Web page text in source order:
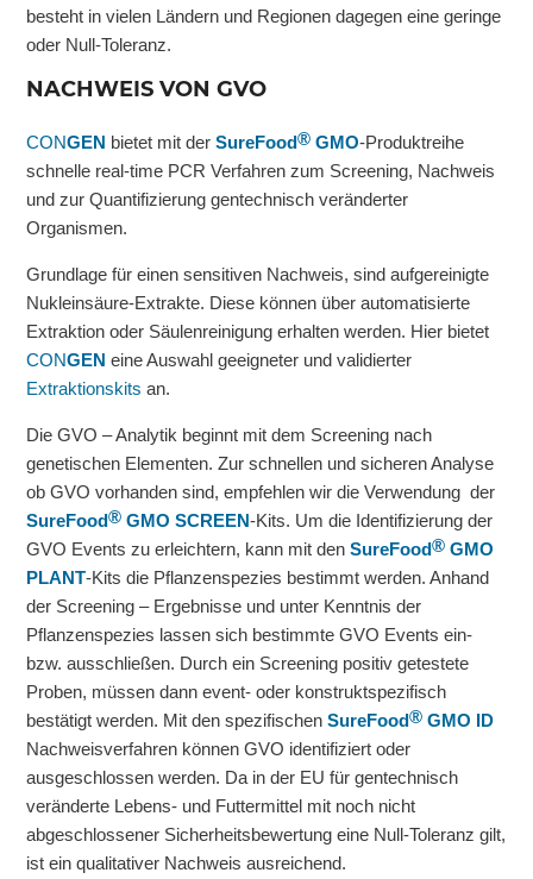
besteht in vielen Ländern und Regionen dagegen eine geringe
oder Null-Toleranz.
NACHWEIS VON GVO
CONGEN bietet mit derSureFood®GMO-Produktreihe
schnelle real-time PCR Verfahren zum Screening, Nachweis
und zur Quantifizierung gentechnisch veränderter
Organismen.
Grundlage für einen sensitiven Nachweis, sind aufgereinigte
Nukleinsäure-Extrakte. Diese können über automatisierte
Extraktion oder Säulenreinigung erhalten werden. Hier bietet
CONGEN eine Auswahl geeigneter und validierter
Extraktionskits an.
Die GVO – Analytik beginnt mit dem Screening nach
genetischen Elementen. Zur schnellen und sicheren Analyse
ob GVO vorhanden sind, empfehlen wir die Verwendung der
SureFood®GMO SCREEN-Kits. Um die Identifizierung der
GVO Events zu erleichtern, kann mit denSureFood® GMO
PLANT-Kits die Pflanzenspezies bestimmt werden. Anhand
der Screening – Ergebnisse und unter Kenntnis der
Pflanzenspezies lassen sich bestimmte GVO Events ein-
bzw. ausschließen. Durch ein Screening positiv getestete
Proben, müssen dann event- oder konstruktspezifisch
bestätigt werden. Mit den spezifischenSureFood® GMO ID
Nachweisverfahren können GVO identifiziert oder
ausgeschlossen werden. Da in der EU für gentechnisch
veränderte Lebens- und Futtermittel mit noch nicht
abgeschlossener Sicherheitsbewertung eine Null-Toleranz gilt,
ist ein qualitativer Nachweis ausreichend.